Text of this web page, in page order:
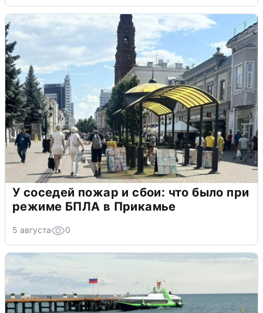
У соседей пожар и сбои: что было при
режиме БПЛА в Прикамье
5 августа 0